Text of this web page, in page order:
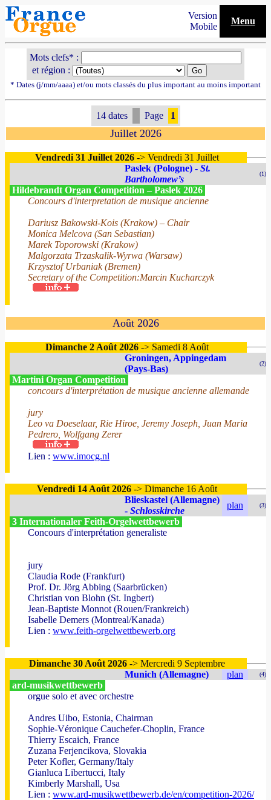
Version
Mobile
Menu
Mots clefs* :
et région :
* Dates (j/mm/aaaa) et/ou mots classés du plus important au moins important
14 dates Page 1
Juillet 2026
Vendredi 31 Juillet 2026 -> Vendredi 31 Juillet
Paslek (Pologne) - St.
Bartholomew’s
(1)
Hildebrandt Organ Competition – Paslek 2026
Concours d'interpretation de musique ancienne
Dariusz Bakowski-Kois (Krakow) – Chair
Monica Melcova (San Sebastian)
Marek Toporowski (Krakow)
Malgorzata Trzaskalik-Wyrwa (Warsaw)
Krzysztof Urbaniak (Bremen)
Secretary of the Competition:Marcin Kucharczyk
Août 2026
Dimanche 2 Août 2026 -> Samedi 8 Août
Groningen, Appingedam
(Pays-Bas)
(2)
Martini Organ Competition
concours d'interprétation de musique ancienne allemande
jury
Leo va Doeselaar, Rie Hiroe, Jeremy Joseph, Juan Maria
Pedrero, Wolfgang Zerer
Lien : www.imocg.nl
Vendredi 14 Août 2026 -> Dimanche 16 Août
Blieskastel (Allemagne)
- Schlosskirche
plan (3)
3 Internationaler Feith-Orgelwettbewerb
Concours d'interprétation generaliste
jury
Claudia Rode (Frankfurt)
Prof. Dr. Jörg Abbing (Saarbrücken)
Christian von Blohn (St. Ingbert)
Jean-Baptiste Monnot (Rouen/Frankreich)
Isabelle Demers (Montreal/Kanada)
Lien : www.feith-orgelwettbewerb.org
Dimanche 30 Août 2026 -> Mercredi 9 Septembre
Munich (Allemagne)
plan (4)
ard-musikwettbewerb
orgue solo et avec orchestre
Andres Uibo, Estonia, Chairman
Sophie-Véronique Cauchefer-Choplin, France
Thierry Escaich, France
Zuzana Ferjencikova, Slovakia
Peter Kofler, Germany/Italy
Gianluca Libertucci, Italy
Kimberly Marshall, Usa
Lien : www.ard-musikwettbewerb.de/en/competition-2026/